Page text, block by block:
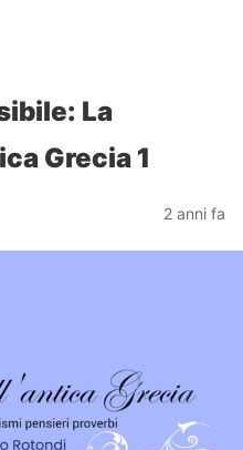
La
Grecia 1
2 anni fa